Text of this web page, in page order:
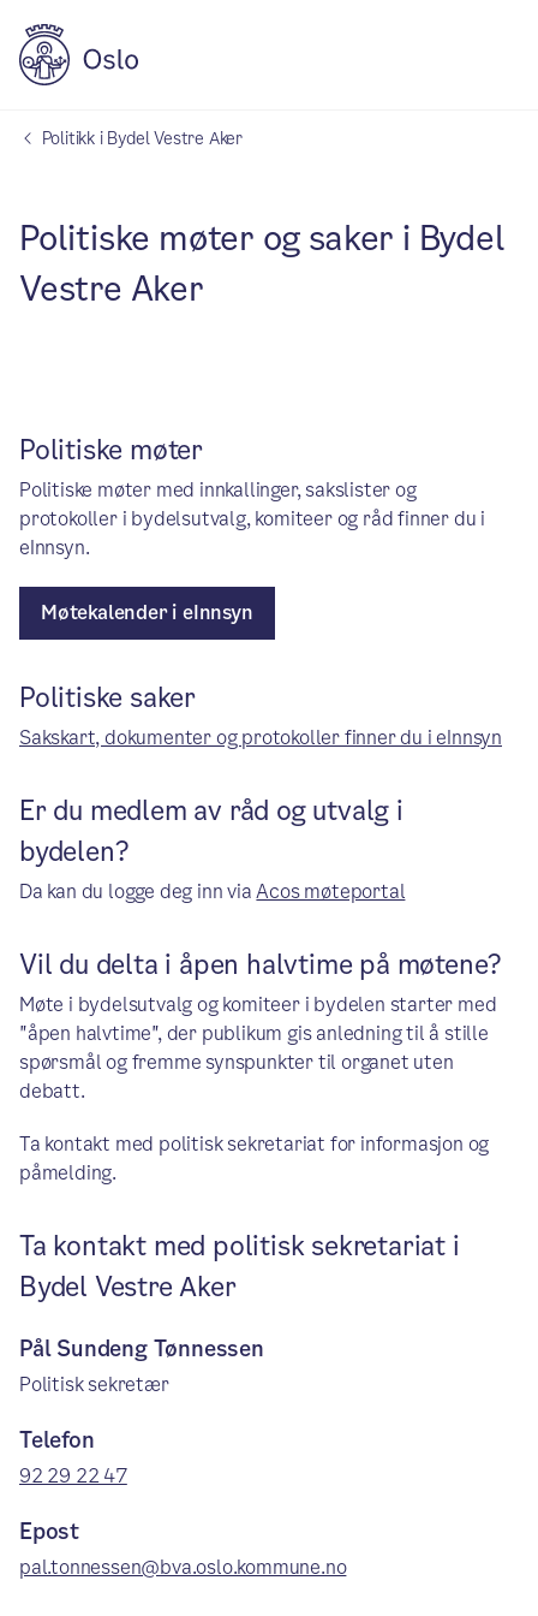
Politikk i Bydel Vestre Aker
Politiske møter og saker i Bydel
Vestre Aker
Politiske møter
Politiske møter med innkallinger, sakslister og
protokoller i bydelsutvalg, komiteer og råd finner du i
eInnsyn.
Møtekalender i eInnsyn
Politiske saker
Sakskart, dokumenter og protokoller finner du i eInnsyn
Er du medlem av råd og utvalg i
bydelen?
Da kan du logge deg inn viaAcos møteportal
Vil du delta i åpen halvtime på møtene?
Møte i bydelsutvalg og komiteer i bydelen starter med
"åpen halvtime", der publikum gis anledning til å stille
spørsmål og fremme synspunkter til organet uten
debatt.
Ta kontakt med politisk sekretariat for informasjon og
påmelding.
Ta kontakt med politisk sekretariat i
Bydel Vestre Aker
Pål Sundeng Tønnessen
Politisk sekretær
Telefon
92 29 22 47
Epost
pal.tonnessen@bva.oslo.kommune.no